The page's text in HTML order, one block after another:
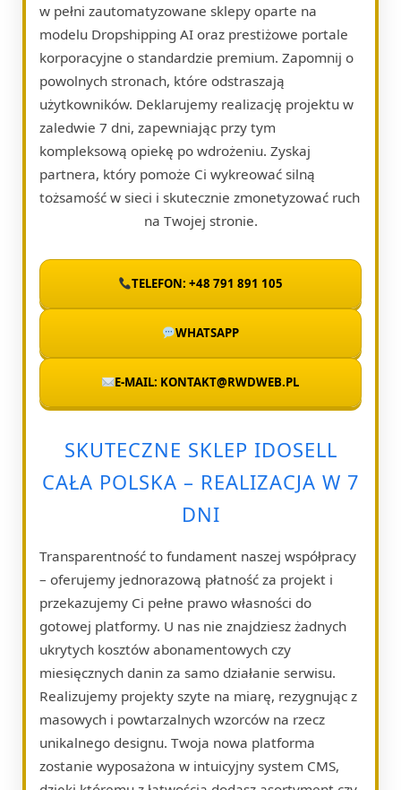
w pełni zautomatyzowane sklepy oparte na
modelu Dropshipping AI oraz prestiżowe portale
korporacyjne o standardzie premium. Zapomnij o
powolnych stronach, które odstraszają
użytkowników. Deklarujemy realizację projektu w
zaledwie 7 dni, zapewniając przy tym
kompleksową opiekę po wdrożeniu. Zyskaj
partnera, który pomoże Ci wykreować silną
tożsamość w sieci i skutecznie zmonetyzować ruch
na Twojej stronie.
TELEFON: +48 791 891 105
WHATSAPP
E-MAIL: KONTAKT@RWDWEB.PL
SKUTECZNE SKLEP IDOSELL
CAŁA POLSKA – REALIZACJA W 7
DNI
Transparentność to fundament naszej współpracy
– oferujemy jednorazową płatność za projekt i
przekazujemy Ci pełne prawo własności do
gotowej platformy. U nas nie znajdziesz żadnych
ukrytych kosztów abonamentowych czy
miesięcznych danin za samo działanie serwisu.
Realizujemy projekty szyte na miarę, rezygnując z
masowych i powtarzalnych wzorców na rzecz
unikalnego designu. Twoja nowa platforma
zostanie wyposażona w intuicyjny system CMS,